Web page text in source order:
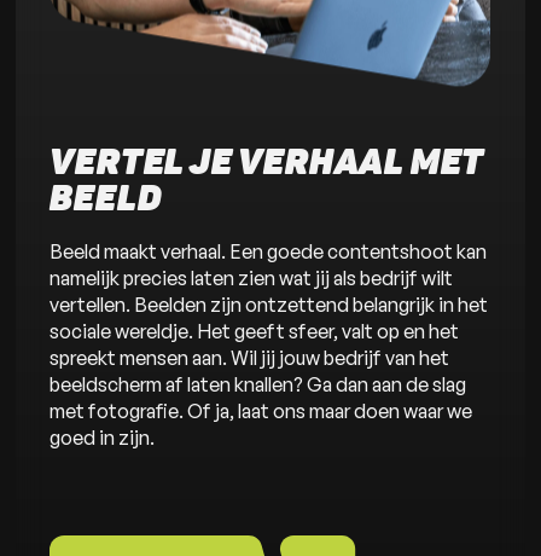
VERTEL JE VERHAAL MET
BEELD
Beeld maakt verhaal. Een goede contentshoot kan
namelijk precies laten zien wat jij als bedrijf wilt
vertellen. Beelden zijn ontzettend belangrijk in het
sociale wereldje. Het geeft sfeer, valt op en het
spreekt mensen aan. Wil jij jouw bedrijf van het
beeldscherm af laten knallen? Ga dan aan de slag
met fotografie. Of ja, laat ons maar doen waar we
goed in zijn.